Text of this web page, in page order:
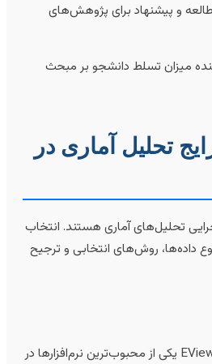
پیشنهاد برای پژوهش‌های
تسلط دانشجو بر مبحث
تحلیل آماری در
تحلیل‌های آماری هستند. انتخاب
روش‌های انتخابی و ترجیح
EViews (Econometric Views) یکی از محبوب‌ترین نرم‌افزارها در